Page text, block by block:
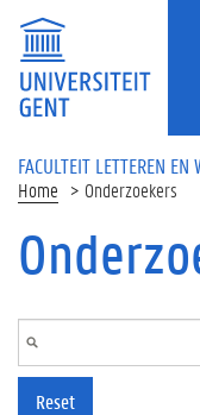
Overslaan en naar de inhoud
FACULTEIT LETTEREN EN
Home Onderzoekers
Reset